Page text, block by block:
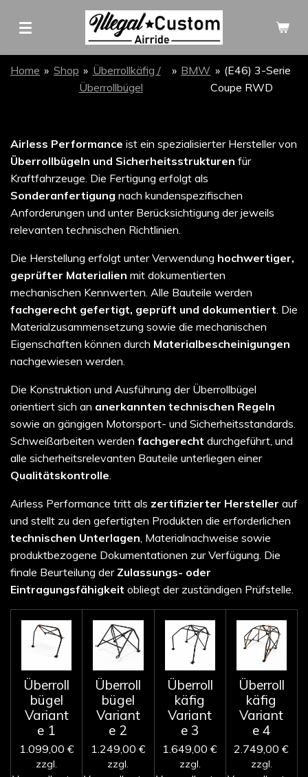
Hauptinhalt
Home » Shop » Überrollkäfig /
Überrollbügel
» BMW » (E46) 3-Serie
Coupe RWD
Airless Performance ist ein spezialisierter Hersteller von
Überrollbügeln und Sicherheitsstrukturen für
Kraftfahrzeuge. Die Fertigung erfolgt als
Sonderanfertigung nach kundenspezifischen
Anforderungen und unter Berücksichtigung der jeweils
relevanten technischen Richtlinien.
Die Herstellung erfolgt unter Verwendung hochwertiger,
geprüfter Materialien mit dokumentierten
mechanischen Kennwerten. Alle Bauteile werden
fachgerecht gefertigt, geprüft und dokumentiert. Die
Materialzusammensetzung sowie die mechanischen
Eigenschaften können durch Materialbescheinigungen
nachgewiesen werden.
Die Konstruktion und Ausführung der Überrollbügel
orientiert sich an anerkannten technischen Regeln
sowie an gängigen Motorsport- und Sicherheitsstandards.
Schweißarbeiten werden fachgerecht durchgeführt, und
alle sicherheitsrelevanten Bauteile unterliegen einer
Qualitätskontrolle.
Airless Performance tritt als zertifizierter Hersteller auf
und stellt zu den gefertigten Produkten die erforderlichen
technischen Unterlagen, Materialnachweise sowie
produktbezogene Dokumentationen zur Verfügung. Die
finale Beurteilung der Zulassungs- oder
Eintragungsfähigkeit obliegt der zuständigen Prüfstelle.
Überroll
bügel
Variant
e 1
1.099,00 €
zzgl.
Überroll
bügel
Variant
e 2
1.249,00 €
zzgl.
Überroll
käfig
Variant
e 3
1.649,00 €
zzgl.
Überroll
käfig
Variant
e 4
2.749,00 €
zzgl.